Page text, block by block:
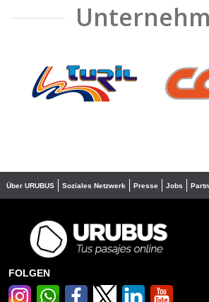
❮
Über URUBUS Soziales Netzwerk Presse Jobs
FOLGEN